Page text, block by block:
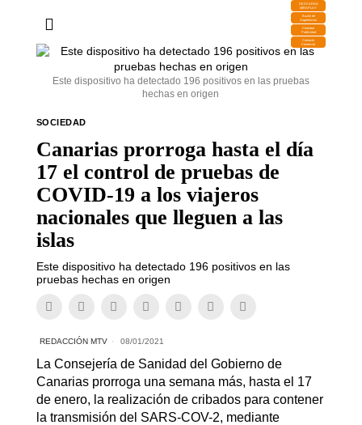
DESCARGA
MIRAPLAY
Buzón de
Sugerencias
Contratar
Publicidad
Contacto
Comercial
Este dispositivo ha detectado 196 positivos en las pruebas
hechas en origen
SOCIEDAD
Canarias prorroga hasta el día
17 el control de pruebas de
COVID-19 a los viajeros
nacionales que lleguen a las
islas
Este dispositivo ha detectado 196 positivos en las
pruebas hechas en origen
REDACCIÓN MTV 08/01/2021
La Consejería de Sanidad del Gobierno de
Canarias prorroga una semana más, hasta el 17
de enero, la realización de cribados para contener
la transmisión del SARS-COV-2, mediante